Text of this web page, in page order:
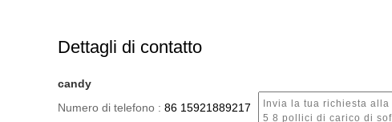
Dettagli di contatto
candy
Numero di telefono : 86 15921889217